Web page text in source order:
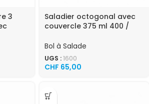
3
Saladier octogonal avec
couvercle 375 ml 400 /
Bol à Salade
UGS :1600
CHF 65,00